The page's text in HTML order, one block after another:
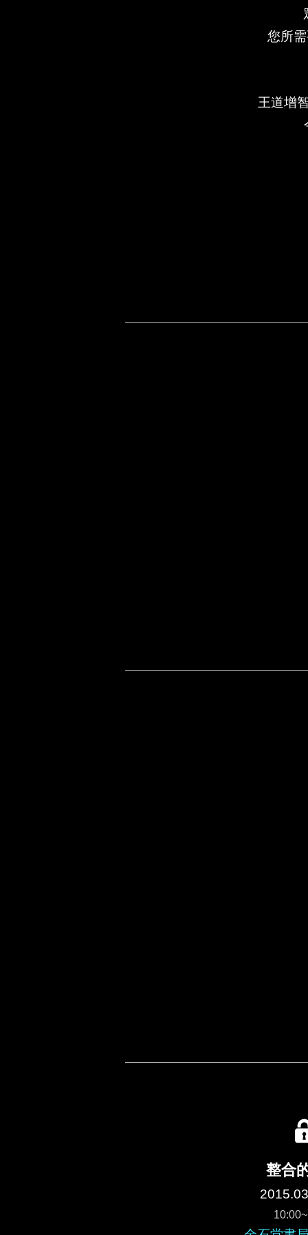
您所
王道增
整合